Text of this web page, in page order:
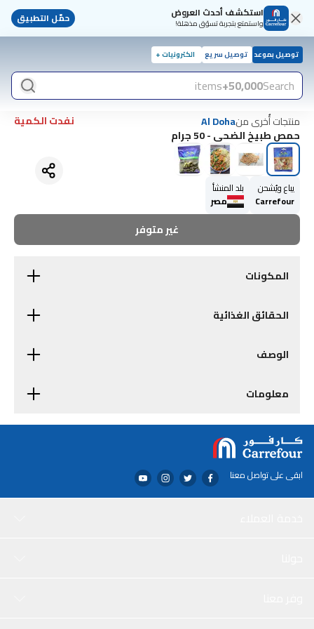
استكشف أحدث العروض
واستمتع بتجربة تسوّق مذهلة! حمّل التطبيق
توصيل بموعد توصيل سريع الكترونيات +
Search
50,000+
items
منتجات أُخرى منAl Doha
نفدت الكمية
حمص طبيخ الضحى - 50 جرام
يباع ويُشحن
Carrefour
بلد المنشأ
مصر
غير متوفر
المكونات
الحقائق الغذائية
الوصف
معلومات
ابقى على تواصل معنا